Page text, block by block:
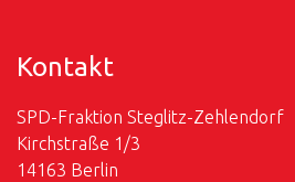
Kontakt
SPD-Fraktion Steglitz-Zehlendorf
Kirchstraße 1/3
14163 Berlin